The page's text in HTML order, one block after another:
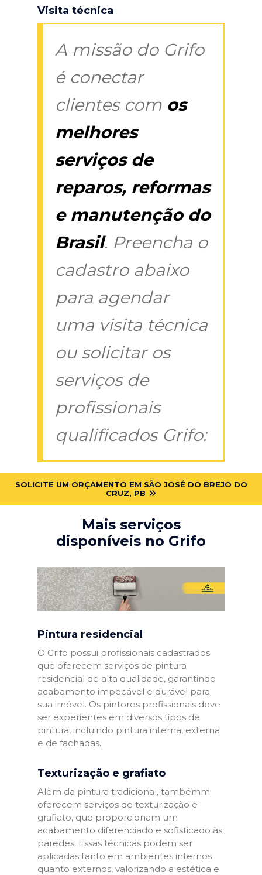
Visita técnica
A missão do Grifo
é conectar
clientes com os
melhores
serviços de
reparos, reformas
e manutenção do
Brasil. Preencha o
cadastro abaixo
para agendar
uma visita técnica
ou solicitar os
serviços de
profissionais
qualificados Grifo:
SOLICITE UM ORÇAMENTO EM SÃO JOSÉ DO BREJO DO
CRUZ, PB
Mais serviços
disponíveis no Grifo
Pintura residencial
O Grifo possui profissionais cadastrados
que oferecem serviços de pintura
residencial de alta qualidade, garantindo
acabamento impecável e durável para
sua imóvel. Os pintores profissionais deve
ser experientes em diversos tipos de
pintura, incluindo pintura interna, externa
e de fachadas.
Texturização e grafiato
Além da pintura tradicional, tambémm
oferecem serviços de texturização e
grafiato, que proporcionam um
acabamento diferenciado e sofisticado às
paredes. Essas técnicas podem ser
aplicadas tanto em ambientes internos
quanto externos, valorizando a estética e